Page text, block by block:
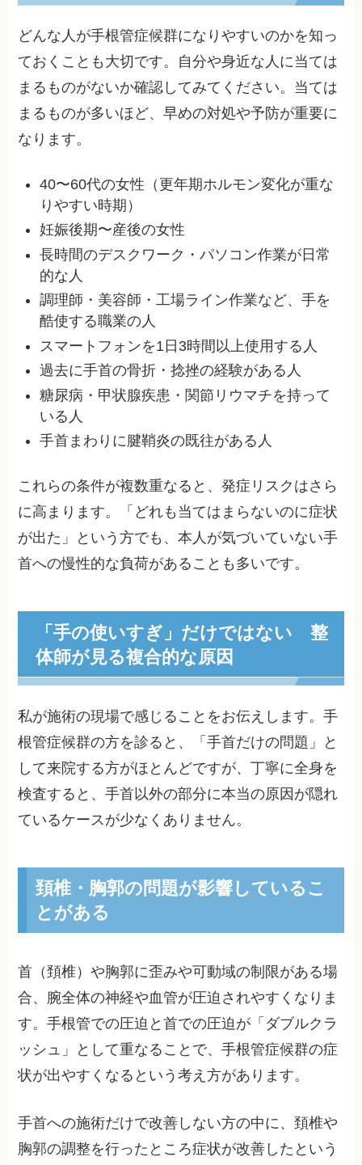
どんな人が手根管症候群になりやすいのかを知っ
ておくことも大切です。自分や身近な人に当ては
まるものがないか確認してみてください。当ては
まるものが多いほど、早めの対処や予防が重要に
なります。
40〜60代の女性（更年期ホルモン変化が重な
りやすい時期）
妊娠後期〜産後の女性
長時間のデスクワーク・パソコン作業が日常
的な人
調理師・美容師・工場ライン作業など、手を
酷使する職業の人
スマートフォンを1日3時間以上使用する人
過去に手首の骨折・捻挫の経験がある人
糖尿病・甲状腺疾患・関節リウマチを持って
いる人
手首まわりに腱鞘炎の既往がある人
これらの条件が複数重なると、発症リスクはさら
に高まります。「どれも当てはまらないのに症状
が出た」という方でも、本人が気づいていない手
首への慢性的な負荷があることも多いです。
「手の使いすぎ」だけではない 整
体師が見る複合的な原因
私が施術の現場で感じることをお伝えします。手
根管症候群の方を診ると、「手首だけの問題」と
して来院する方がほとんどですが、丁寧に全身を
検査すると、手首以外の部分に本当の原因が隠れ
ているケースが少なくありません。
頚椎・胸郭の問題が影響しているこ
とがある
首（頚椎）や胸郭に歪みや可動域の制限がある場
合、腕全体の神経や血管が圧迫されやすくなりま
す。手根管での圧迫と首での圧迫が「ダブルクラ
ッシュ」として重なることで、手根管症候群の症
状が出やすくなるという考え方があります。
手首への施術だけで改善しない方の中に、頚椎や
胸郭の調整を行ったところ症状が改善したという